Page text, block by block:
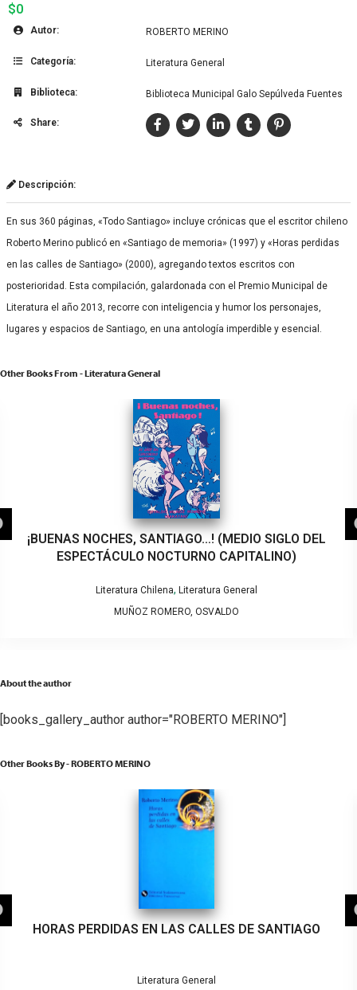
$0
Autor: ROBERTO MERINO
Categoría: Literatura General
Biblioteca: Biblioteca Municipal Galo Sepúlveda Fuentes
Share:
Descripción:
En sus 360 páginas, «Todo Santiago» incluye crónicas que el escritor chileno
Roberto Merino publicó en «Santiago de memoria» (1997) y «Horas perdidas
en las calles de Santiago» (2000), agregando textos escritos con
posterioridad. Esta compilación, galardonada con el Premio Municipal de
Literatura el año 2013, recorre con inteligencia y humor los personajes,
lugares y espacios de Santiago, en una antología imperdible y esencial.
Other Books From - Literatura General
¡BUENAS NOCHES, SANTIAGO…! (MEDIO SIGLO DEL
ESPECTÁCULO NOCTURNO CAPITALINO)
Literatura Chilena, Literatura General
MUÑOZ ROMERO, OSVALDO
About the author
[books_gallery_author author="ROBERTO MERINO"]
Other Books By - ROBERTO MERINO
HORAS PERDIDAS EN LAS CALLES DE SANTIAGO
Literatura General